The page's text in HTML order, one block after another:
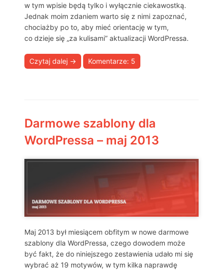
w tym wpisie będą tylko i wyłącznie ciekawostką.
Jednak moim zdaniem warto się z nimi zapoznać,
chociażby po to, aby mieć orientację w tym,
co dzieje się „za kulisami” aktualizacji WordPressa.
Czytaj dalej → Komentarze: 5
Darmowe szablony dla
WordPressa – maj 2013
Maj 2013 był miesiącem obfitym w nowe darmowe
szablony dla WordPressa, czego dowodem może
być fakt, że do niniejszego zestawienia udało mi się
wybrać aż 19 motywów, w tym kilka naprawdę